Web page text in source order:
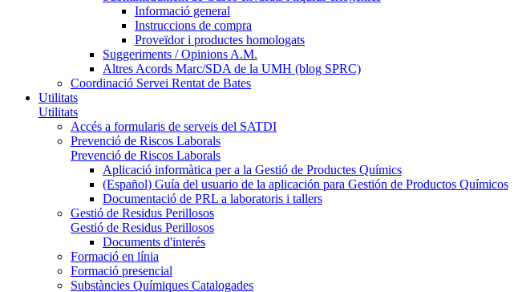
Informació general
Instruccions de compra
Proveïdor i productes homologats
Suggeriments / Opinions A.M.
Altres Acords Marc/SDA de la UMH (blog SPRC)
Coordinació Servei Rentat de Bates
Utilitats
Utilitats
Accés a formularis de serveis del SATDI
Prevenció de Riscos Laborals
Prevenció de Riscos Laborals
Aplicació informàtica per a la Gestió de Productes Químics
(Español) Guía del usuario de la aplicación para Gestión de Productos Químicos
Documentació de PRL a laboratoris i tallers
Gestió de Residus Perillosos
Gestió de Residus Perillosos
Documents d'interés
Formació en línia
Formació presencial
Substàncies Químiques Catalogades